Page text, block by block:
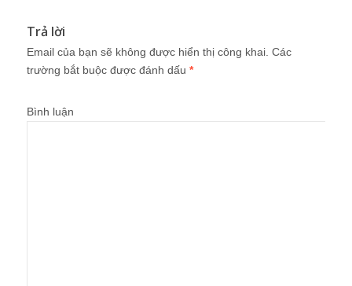
Trả lời
Email của bạn sẽ không được hiển thị công khai. Các
trường bắt buộc được đánh dấu *
Bình luận